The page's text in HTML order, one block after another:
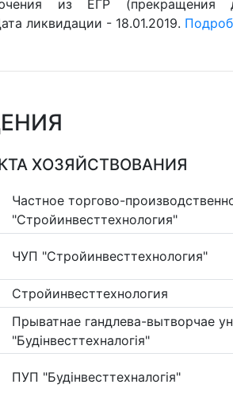
из ЕГР (прекращения
ликвидации - 18.01.2019.
ХОЗЯЙСТВОВАНИЯ
Частное торгово-
"Стройинвесттехнология"
ЧУП "Стройинвесттехнология"
Стройинвесттехнология
Прыватнае гандлева-вытворчае
"Будінвесттехналогія"
ПУП "Будінвесттехналогія"